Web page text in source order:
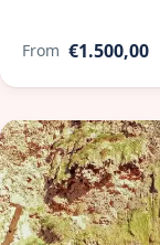
From €1.500,00